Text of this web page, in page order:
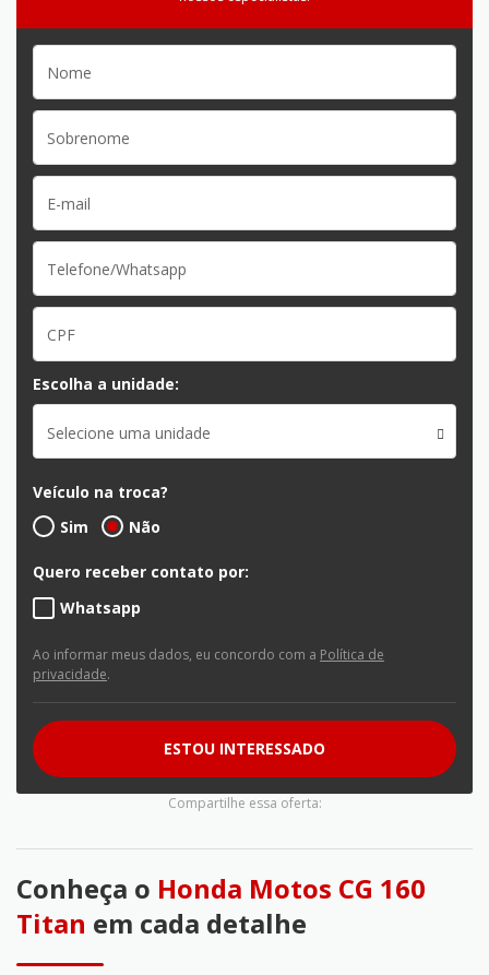
Escolha a unidade:
Selecione uma unidade
Veículo na troca?
Sim
Não
Quero receber contato por:
Whatsapp
Ao informar meus dados, eu concordo com a Política de
privacidade.
ESTOU INTERESSADO
Compartilhe essa oferta:
Conheça o Honda Motos CG 160
Titan em cada detalhe